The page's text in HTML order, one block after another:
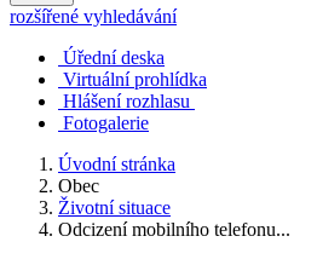
rozšířené vyhledávání
Úřední deska
Virtuální prohlídka
Hlášení rozhlasu
Fotogalerie
Úvodní stránka
Obec
Životní situace
Odcizení mobilního telefonu...